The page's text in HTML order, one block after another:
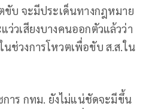
ขับ จะมีประเด็นทางกฎหมาย
ว่วเสียงบางคนออกตัวแล้วว่า
นช่วงการโหวตเพื่อขับ ส.ส.ใน
การ กทม. ยังไม่แน่ชัดจะมีขึ้น